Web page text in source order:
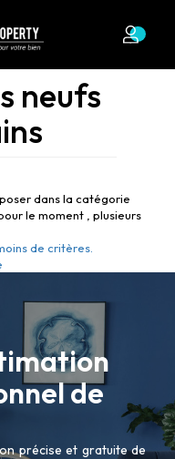
neufs
dans la catégorie
le moment , plusieurs
de critères.
de
précise et gratuite de